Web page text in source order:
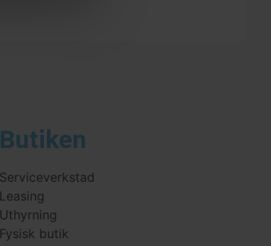
Butiken
Serviceverkstad
Leasing
Uthyrning
Fysisk butik